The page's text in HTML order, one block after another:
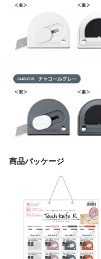
商品パッケージ